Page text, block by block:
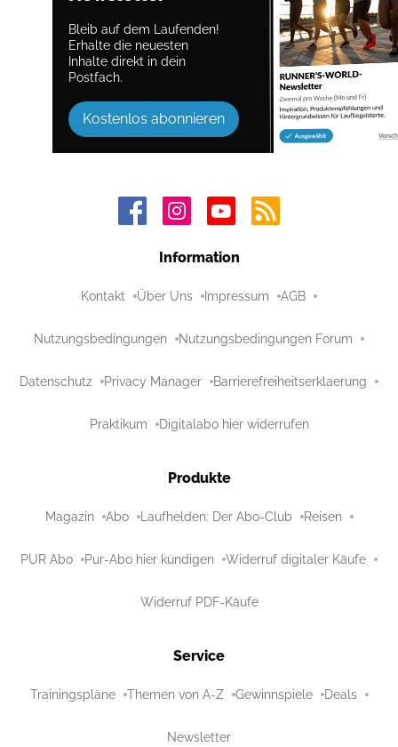
Bleib auf dem Laufenden!
Erhalte die neuesten
Inhalte direkt in dein
Postfach.
Kostenlos abonnieren
Information
Kontakt Über Uns Impressum AGB
Nutzungsbedingungen Nutzungsbedingungen Forum
Datenschutz Privacy Manager Barrierefreiheitserklaerung
Praktikum Digitalabo hier widerrufen
Produkte
Magazin Abo Laufhelden: Der Abo-Club Reisen
PUR Abo Pur-Abo hier kündigen Widerruf digitaler Käufe
Widerruf PDF-Käufe
Service
Trainingspläne Themen von A-Z Gewinnspiele Deals
Newsletter